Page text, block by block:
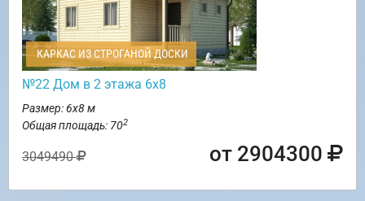
КАРКАС ИЗ СТРОГАНОЙ ДОСКИ
№22 Дом в 2 этажа 6х8
Размер: 6х8 м
Общая площадь: 702
3049490 от 2904300